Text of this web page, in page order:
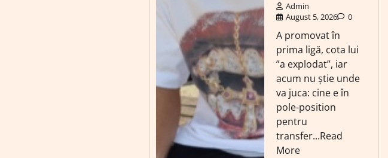
Admin
August 5, 2026
0
A promovat în
prima ligă, cota lui
”a explodat”, iar
acum nu știe unde
va juca: cine e în
pole-position
pentru
transfer...Read
More